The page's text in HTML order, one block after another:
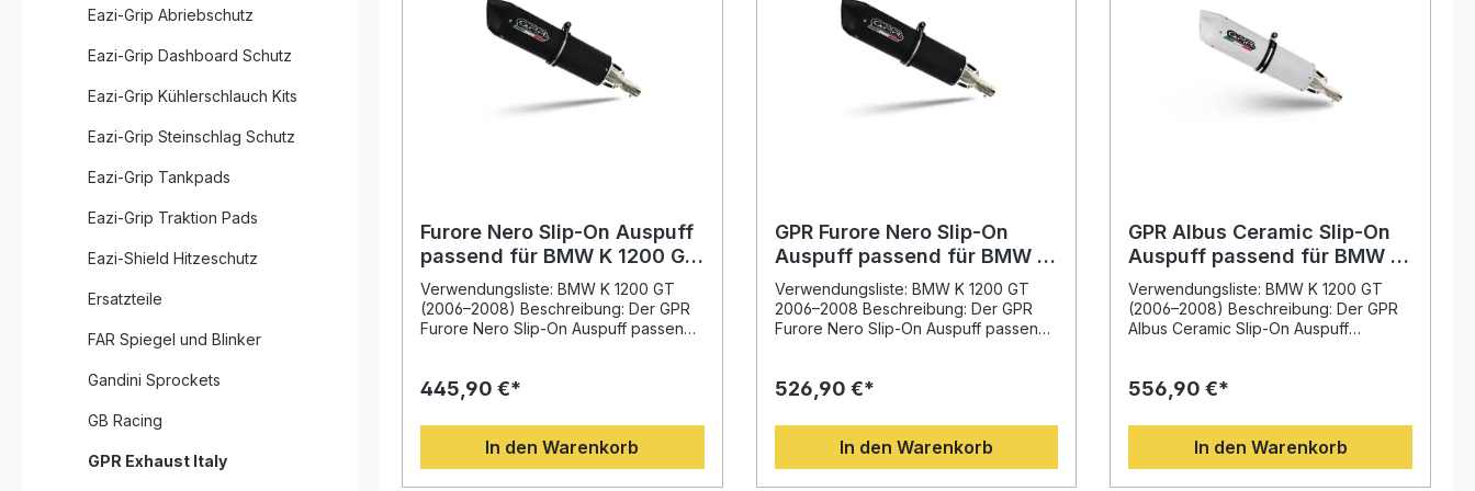
Eazi-Grip Abriebschutz
Eazi-Grip Dashboard Schutz
Eazi-Grip Kühlerschlauch Kits
Eazi-Grip Steinschlag Schutz
Eazi-Grip Tankpads
Eazi-Grip Traktion Pads
Eazi-Shield Hitzeschutz
Ersatzteile
FAR Spiegel und Blinker
Gandini Sprockets
GB Racing
GPR Exhaust Italy
Furore Nero Slip-On Auspuff
passend für BMW K 1200 GT
2006–2008
Verwendungsliste: BMW K 1200 GT
(2006–2008) Beschreibung: Der GPR
Furore Nero Slip-On Auspuff passend
der Motorrad-Weltmeisterschaft
durch ein sportliches, modernes
Design, verbesserte
Leistungsentfaltung und deutliche
Gewichtseinsparung im Vergleich zur
445,90 €*
In den Warenkorb
GPR Furore Nero Slip-On
Auspuff passend für BMW K
1200 GT 2006–2008
Verwendungsliste: BMW K 1200 GT
2006–2008 Beschreibung: Der GPR
Furore Nero Slip-On Auspuff passend
hochwertige Materialien und einen
der langjährigen Erfahrung von GPR in
der Motorrad-Weltmeisterschaft, bietet
dieser Auspuff eine spürbare
Leistungssteigerung und deutliche
526,90 €*
In den Warenkorb
GPR Albus Ceramic Slip-On
Auspuff passend für BMW K
1200 GT 2006-2008
Verwendungsliste: BMW K 1200 GT
(2006–2008) Beschreibung: Der GPR
Albus Ceramic Slip-On Auspuff
Verarbeitung, innovatives Design und
Entwickelt auf Basis der langjährigen
Erfahrung aus der Motorrad-
Weltmeisterschaft, bietet dieser
Auspuff mehr Drehmoment, spürbare
556,90 €*
In den Warenkorb